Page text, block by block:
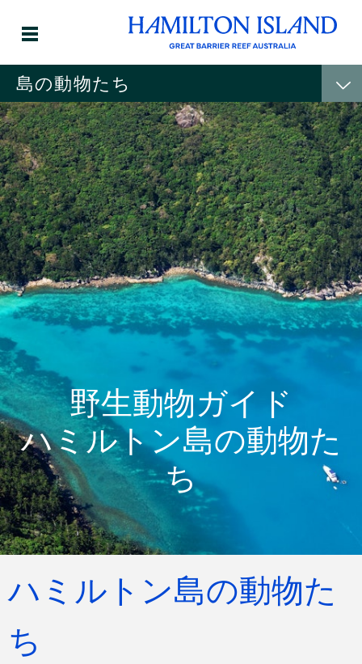
島の動物たち
野生動物ガイド
ハミルトン島の動物た
ち
ハミルトン島の動物た
ち